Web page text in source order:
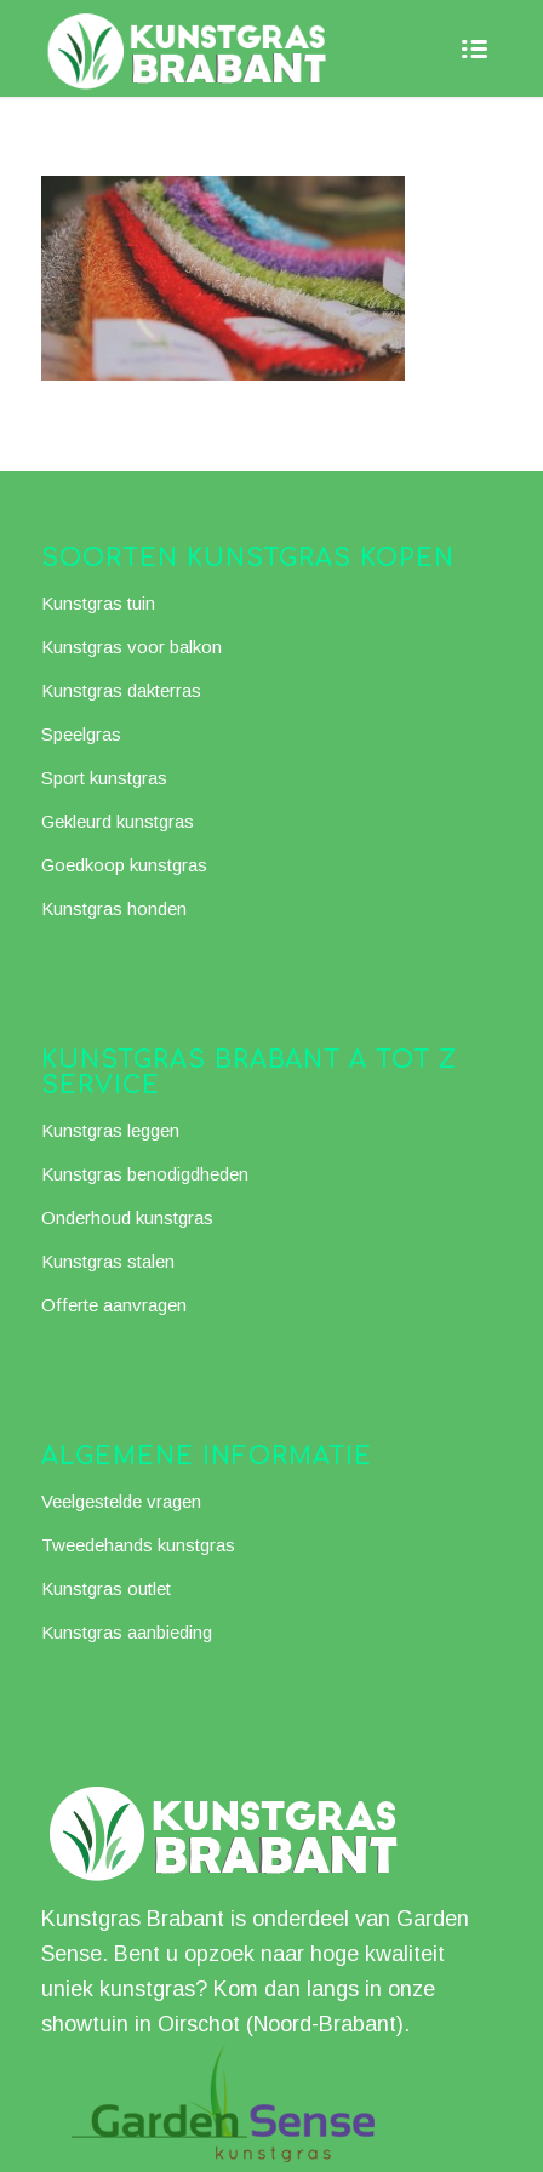
SOORTEN KUNSTGRAS KOPEN
Kunstgras tuin
Kunstgras voor balkon
Kunstgras dakterras
Speelgras
Sport kunstgras
Gekleurd kunstgras
Goedkoop kunstgras
Kunstgras honden
KUNSTGRAS BRABANT A TOT Z
SERVICE
Kunstgras leggen
Kunstgras benodigdheden
Onderhoud kunstgras
Kunstgras stalen
Offerte aanvragen
ALGEMENE INFORMATIE
Veelgestelde vragen
Tweedehands kunstgras
Kunstgras outlet
Kunstgras aanbieding
Kunstgras Brabant is onderdeel van Garden
Sense. Bent u opzoek naar hoge kwaliteit
uniek kunstgras? Kom dan langs in onze
showtuin in Oirschot (Noord-Brabant).